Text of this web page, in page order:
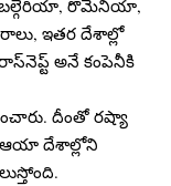
బల్గేరియా, రొమేనియా,
ఇతర దేశాల్లో
అనే కంపెనీకి
దీంతో రష్యా
ఆయా దేశాల్లోని